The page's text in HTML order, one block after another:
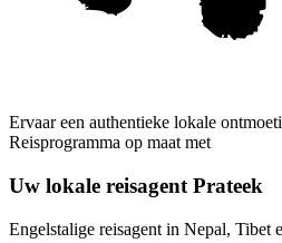
Ervaar een authentieke lokale
Reisprogramma op maat met
Uw lokale reisagent Prateek
Engelstalige reisagent in Nepal, Tibet